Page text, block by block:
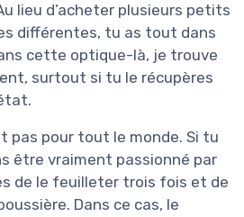
lieu d’acheter plusieurs petits
différentes, tu as tout dans
cette optique-là, je trouve
surtout si tu le récupères
pas pour tout le monde. Si tu
être vraiment passionné par
de le feuilleter trois fois et de
Dans ce cas, le